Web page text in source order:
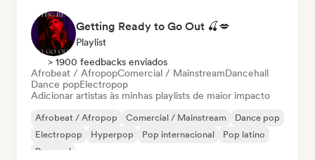
Getting Ready to Go Out 🍒💋
Playlist
> 1900 feedbacks enviados
Afrobeat / AfropopComercial / MainstreamDancehall
Dance popElectropop
Adicionar artistas às minhas playlists de maior impacto
Afrobeat / Afropop Comercial / Mainstream
Dance pop
Electropop
Hyperpop Pop internacional
Pop latino
Pop soul